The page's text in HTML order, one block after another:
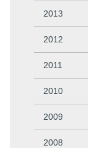
2013
2012
2011
2010
2009
2008